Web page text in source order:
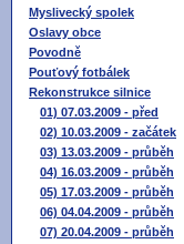
Myslivecký spolek
Oslavy obce
Povodně
Pouťový fotbálek
Rekonstrukce silnice
01) 07.03.2009 - před
02) 10.03.2009 - začátek
03) 13.03.2009 - průběh
04) 16.03.2009 - průběh
05) 17.03.2009 - průběh
06) 04.04.2009 - průběh
07) 20.04.2009 - průběh